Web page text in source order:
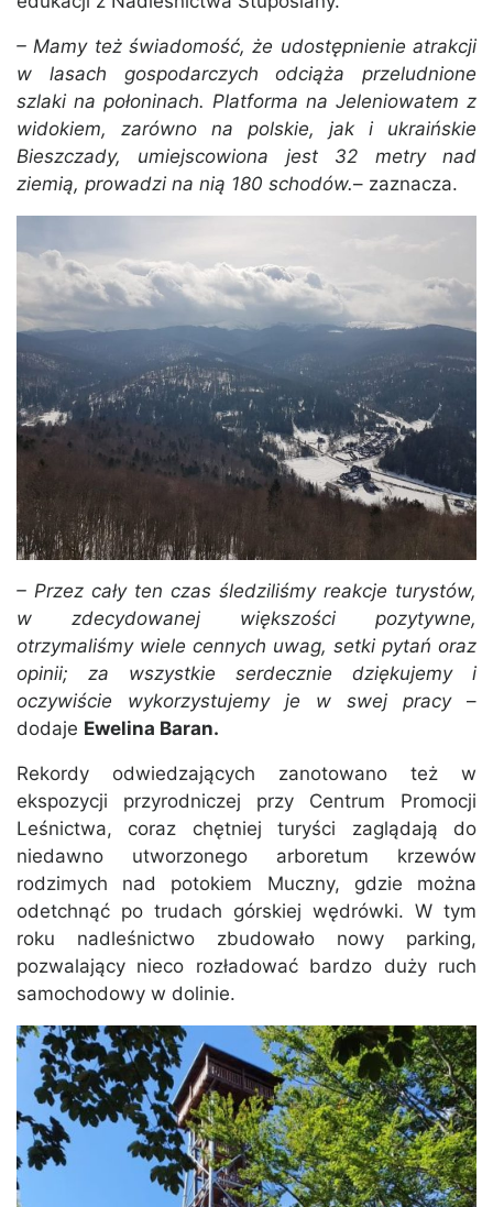
– Mamy też świadomość, że udostępnienie atrakcji
w lasach gospodarczych odciąża przeludnione
szlaki na połoninach. Platforma na Jeleniowatem z
widokiem, zarówno na polskie, jak i ukraińskie
Bieszczady, umiejscowiona jest 32 metry nad
ziemią, prowadzi na nią 180 schodów.– zaznacza.
– Przez cały ten czas śledziliśmy reakcje turystów,
w zdecydowanej większości pozytywne,
otrzymaliśmy wiele cennych uwag, setki pytań oraz
opinii; za wszystkie serdecznie dziękujemy i
oczywiście wykorzystujemy je w swej pracy–
dodaje Ewelina Baran.
Rekordy odwiedzających zanotowano też w
ekspozycji przyrodniczej przy Centrum Promocji
Leśnictwa, coraz chętniej turyści zaglądają do
niedawno utworzonego arboretum krzewów
rodzimych nad potokiem Muczny, gdzie można
odetchnąć po trudach górskiej wędrówki. W tym
roku nadleśnictwo zbudowało nowy parking,
pozwalający nieco rozładować bardzo duży ruch
samochodowy w dolinie.